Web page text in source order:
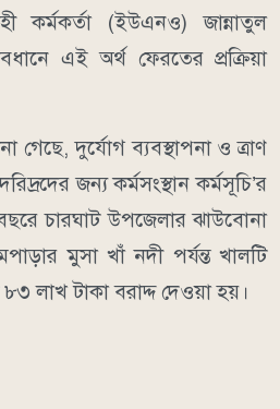
কর্মকর্তা (ইউএনও) জান্নাতুল
এই অর্থ ফেরতের প্রক্রিয়া
গেছে, দুর্যোগ ব্যবস্থাপনা ও ত্রাণ
জন্য কর্মসংস্থান কর্মসূচি’র
চারঘাট উপজেলার ঝাউবোনা
মুসা খাঁ নদী পর্যন্ত খালটি
লাখ টাকা বরাদ্দ দেওয়া হয়।